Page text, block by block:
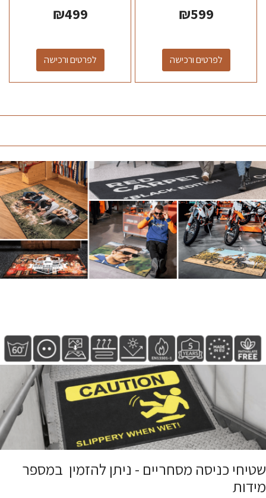
₪599
לפרטים ורכישה
₪499
לפרטים ורכישה
שטיחי כניסה מסחריים - ניתן להזמין במספר
מידות